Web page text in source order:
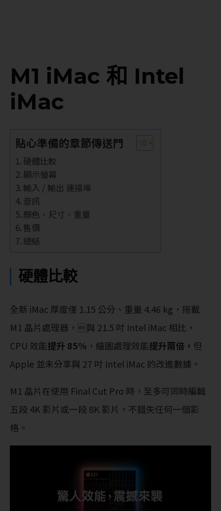
M1 iMac 和 Intel
iMac
貼心準備的章節傳送門
硬體比較
顯示螢幕
輸入 / 輸出 連接埠
音訊
顏色、尺寸、重量
售價
總結
硬體比較
全新 iMac 厚度僅 1.15 公分、重量 4.46 kg，搭載
M1 晶片處理器，與 21.5 吋 Intel iMac 相比，
CPU 效能提升 85% ，繪圖處理效能提升兩倍， 但
Apple 並未分享與 27 吋 Intel iMac 的改進數據。
M1 晶片在使用 Final Cut Pro 時，至多可同時編輯
五段 4K 影片或一段 8K 影片，不錯失任何一個影
格。